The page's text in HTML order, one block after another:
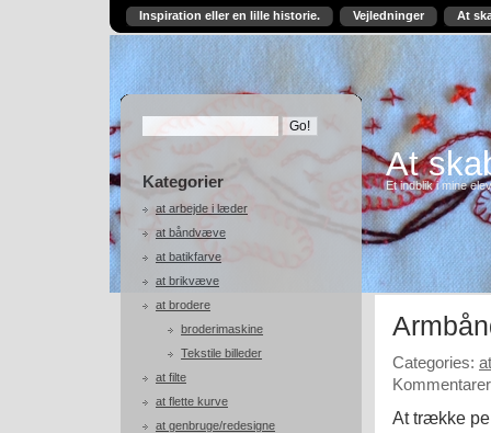
Inspiration eller en lille historie. Vejledninger At
Kategorier
at arbejde i læder
at båndvæve
at batikfarve
at brikvæve
at brodere
broderimaskine
Tekstile billeder
at filte
at flette kurve
at genbruge/redesigne
At
Et indblik i mine
Categories:
At trække